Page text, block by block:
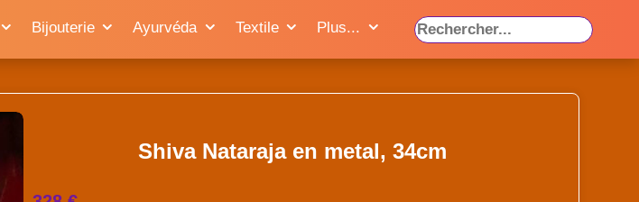
Bijouterie Ayurvéda Textile Plus...
Shiva Nataraja en metal, 34cm